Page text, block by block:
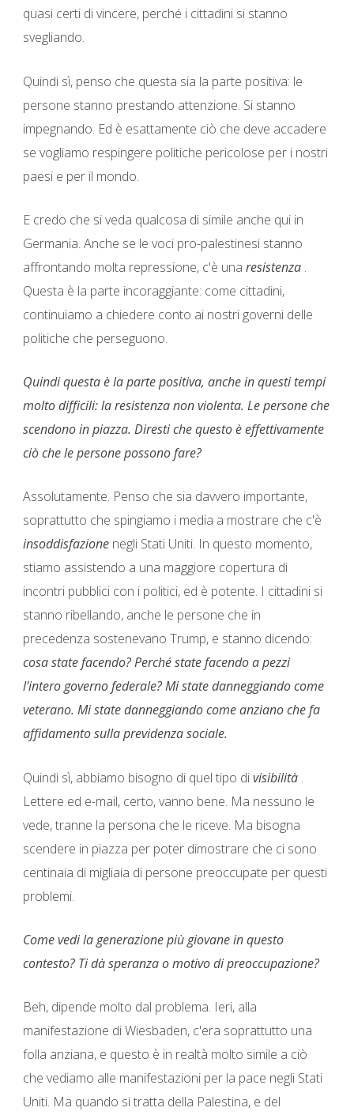
quasi certi di vincere, perché i cittadini si stanno
svegliando.
Quindi sì, penso che questa sia la parte positiva: le
persone stanno prestando attenzione. Si stanno
impegnando. Ed è esattamente ciò che deve accadere
se vogliamo respingere politiche pericolose per i nostri
paesi e per il mondo.
E credo che si veda qualcosa di simile anche qui in
Germania. Anche se le voci pro-palestinesi stanno
affrontando molta repressione, c'è unaresistenza .
Questa è la parte incoraggiante: come cittadini,
continuiamo a chiedere conto ai nostri governi delle
politiche che perseguono.
Quindi questa è la parte positiva, anche in questi tempi
molto difficili: la resistenza non violenta. Le persone che
scendono in piazza. Diresti che questo è effettivamente
ciò che le persone possono fare?
Assolutamente. Penso che sia davvero importante,
soprattutto che spingiamo i media a mostrare che c'è
insoddisfazione negli Stati Uniti. In questo momento,
stiamo assistendo a una maggiore copertura di
incontri pubblici con i politici, ed è potente. I cittadini si
stanno ribellando, anche le persone che in
precedenza sostenevano Trump, e stanno dicendo:
cosa state facendo? Perché state facendo a pezzi
l'intero governo federale? Mi state danneggiando come
veterano. Mi state danneggiando come anziano che fa
affidamento sulla previdenza sociale.
Quindi sì, abbiamo bisogno di quel tipo divisibilità .
Lettere ed e-mail, certo, vanno bene. Ma nessuno le
vede, tranne la persona che le riceve. Ma bisogna
scendere in piazza per poter dimostrare che ci sono
centinaia di migliaia di persone preoccupate per questi
problemi.
Come vedi la generazione più giovane in questo
contesto? Ti dà speranza o motivo di preoccupazione?
Beh, dipende molto dal problema. Ieri, alla
manifestazione di Wiesbaden, c'era soprattutto una
folla anziana, e questo è in realtà molto simile a ciò
che vediamo alle manifestazioni per la pace negli Stati
Uniti. Ma quando si tratta della Palestina, e del